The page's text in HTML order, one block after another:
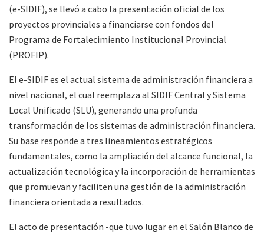
(e-SIDIF), se llevó a cabo la presentación oficial de los
proyectos provinciales a financiarse con fondos del
Programa de Fortalecimiento Institucional Provincial
(PROFIP).
El e-SIDIF es el actual sistema de administración financiera a
nivel nacional, el cual reemplaza al SIDIF Central y Sistema
Local Unificado (SLU), generando una profunda
transformación de los sistemas de administración financiera.
Su base responde a tres lineamientos estratégicos
fundamentales, como la ampliación del alcance funcional, la
actualización tecnológica y la incorporación de herramientas
que promuevan y faciliten una gestión de la administración
financiera orientada a resultados.
El acto de presentación -que tuvo lugar en el Salón Blanco de